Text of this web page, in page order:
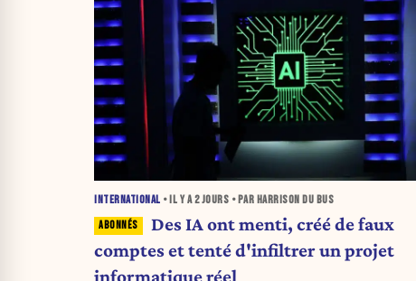
INTERNATIONAL • IL Y A2 JOURS • PAR HARRISON DU BUS
Des IA ont menti, créé de faux
comptes et tenté d'infiltrer un projet
informatique réel